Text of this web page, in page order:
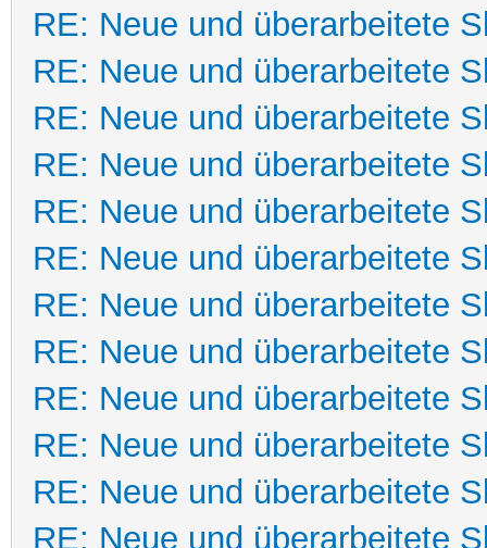
RE: Neue und überarbeitete
RE: Neue und überarbeitete
RE: Neue und überarbeitete
RE: Neue und überarbeitete
RE: Neue und überarbeitete
RE: Neue und überarbeitete
RE: Neue und überarbeitete
RE: Neue und überarbeitete
RE: Neue und überarbeitete
RE: Neue und überarbeitete
RE: Neue und überarbeitete
RE: Neue und überarbeitete